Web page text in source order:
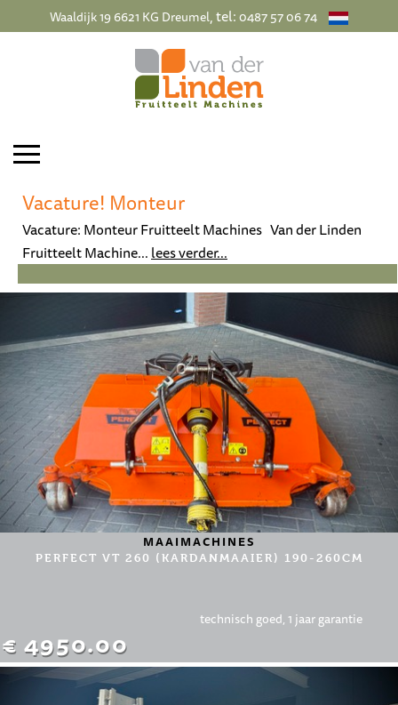
Waaldijk 19 6621 KG Dreumel, tel:0487 57 06 74
Vacature! Monteur
Vacature: Monteur Fruitteelt Machines Van der Linden
Fruitteelt Machine...lees verder...
MAAIMACHINES
PERFECT VT 260 (KARDANMAAIER) 190-260CM
€ 4950.00
technisch goed, 1 jaar garantie